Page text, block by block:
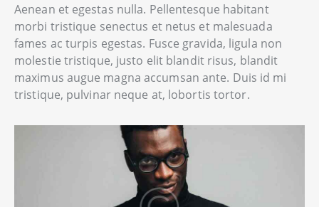
Aenean et egestas nulla. Pellentesque habitant
morbi tristique senectus et netus et malesuada
fames ac turpis egestas. Fusce gravida, ligula non
molestie tristique, justo elit blandit risus, blandit
maximus augue magna accumsan ante. Duis id mi
tristique, pulvinar neque at, lobortis tortor.